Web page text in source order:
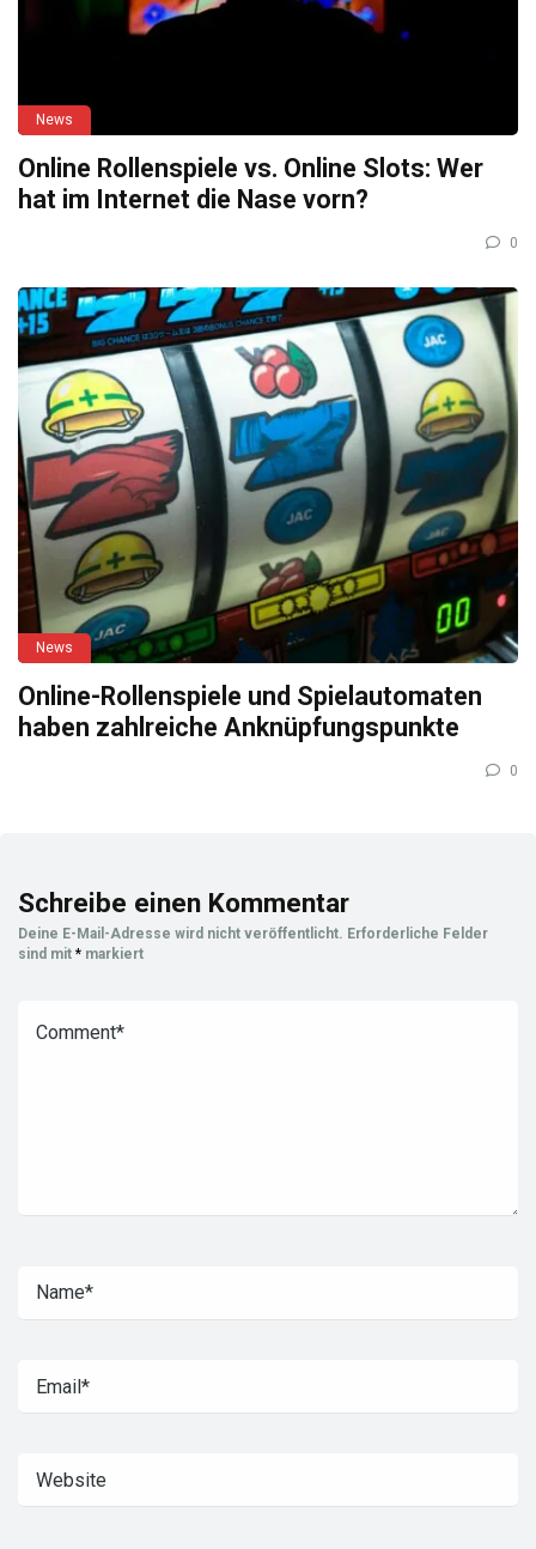
News
Online Rollenspiele vs. Online Slots: Wer
hat im Internet die Nase vorn?
0
News
Online-Rollenspiele und Spielautomaten
haben zahlreiche Anknüpfungspunkte
0
Schreibe einen Kommentar
Deine E-Mail-Adresse wird nicht veröffentlicht. Erforderliche Felder
sind mit * markiert